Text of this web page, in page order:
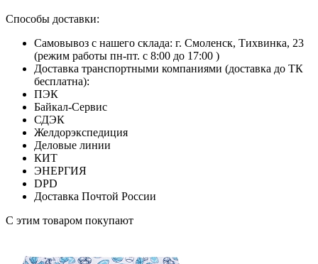
Способы доставки:
Самовывоз с нашего склада: г. Смоленск, Тихвинка, 23
(режим работы пн-пт. с 8:00 до 17:00 )
Доставка транспортными компаниями (доставка до ТК
бесплатна):
ПЭК
Байкал-Сервис
СДЭК
Желдорэкспедиция
Деловые линии
КИТ
ЭНЕРГИЯ
DPD
Доставка Почтой России
С этим товаром покупают